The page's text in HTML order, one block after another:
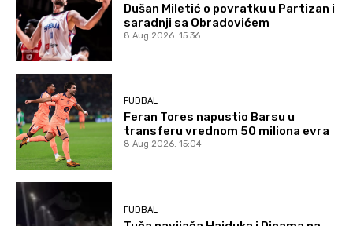
Dušan Miletić o povratku u Partizan i
saradnji sa Obradovićem
8 Aug 2026. 15:36
FUDBAL
Feran Tores napustio Barsu u
transferu vrednom 50 miliona evra
8 Aug 2026. 15:04
FUDBAL